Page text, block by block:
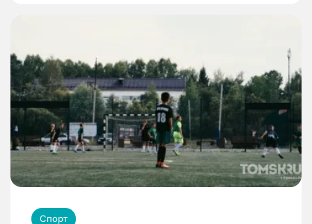
Спорт